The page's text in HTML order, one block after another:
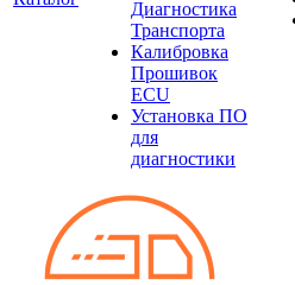
Диагностика
Транспорта
Калибровка
Прошивок
ECU
Установка ПО
для
диагностики